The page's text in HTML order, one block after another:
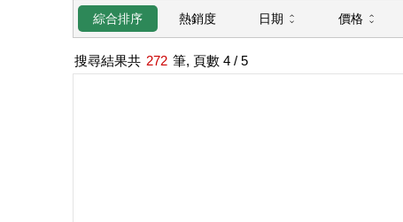
綜合排序 熱銷度 日期 價格
搜尋結果共 272 筆, 頁數 4 / 5